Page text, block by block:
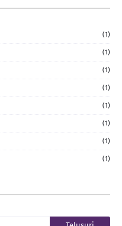
(1)
(1)
(1)
(1)
(1)
(1)
(1)
(1)